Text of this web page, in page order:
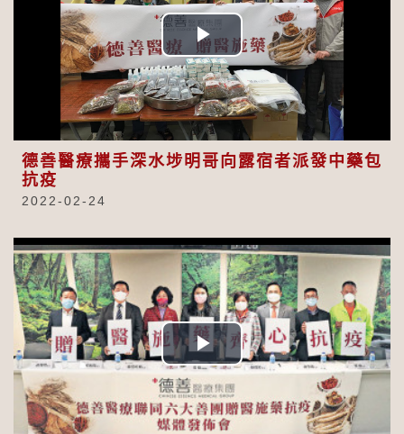
Play
Video
德善醫療攜手深水埗明哥向露宿者派發中藥包
抗疫
2022-02-24
Play
Video